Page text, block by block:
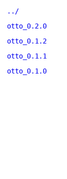
../
otto_0.2.0
otto_0.1.2
otto_0.1.1
otto_0.1.0